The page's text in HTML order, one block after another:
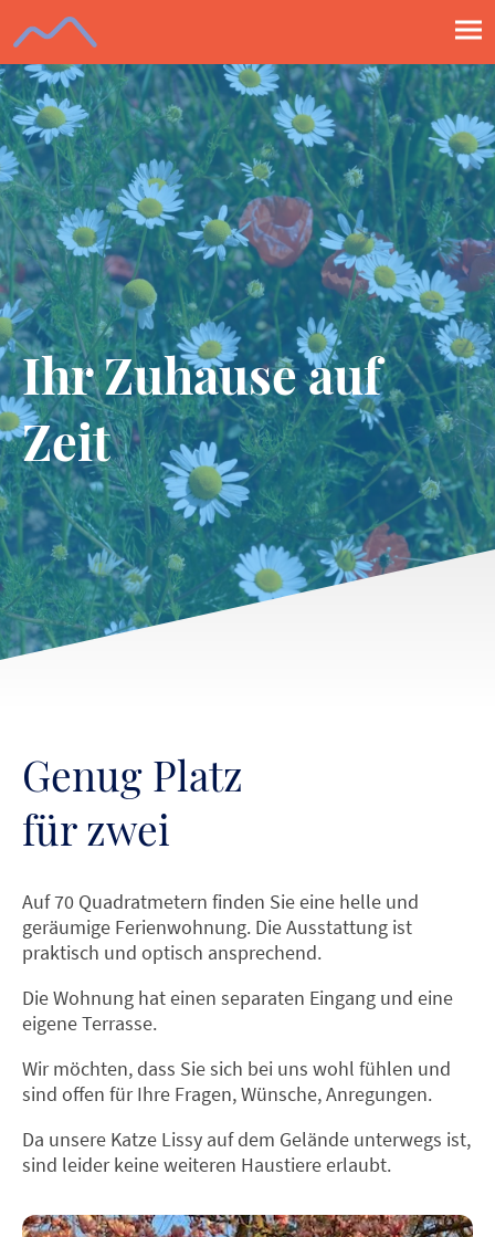
Ihr Zuhause auf
Zeit
Genug Platz
für zwei
Auf 70 Quadratmetern finden Sie eine helle und
geräumige Ferienwohnung. Die Ausstattung ist
praktisch und optisch ansprechend.
Die Wohnung hat einen separaten Eingang und eine
eigene Terrasse.
Wir möchten, dass Sie sich bei uns wohl fühlen und
sind offen für Ihre Fragen, Wünsche, Anregungen.
Da unsere Katze Lissy auf dem Gelände unterwegs ist,
sind leider keine weiteren Haustiere erlaubt.